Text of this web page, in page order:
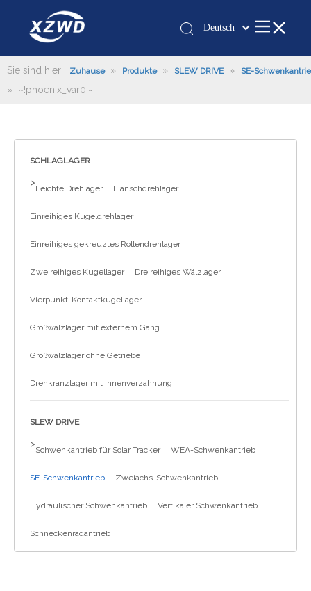
Deutsch
românesc
العربية
Sie sind hier: Zuhause » Produkte » SLEW DRIVE » SE-
» ~!phoenix_var0!~
SCHLAGLAGER
>
Leichte Drehlager Flanschdrehlager
Einreihiges Kugeldrehlager
Einreihiges gekreuztes Rollendrehlager
Zweireihiges Kugellager Dreireihiges Wälzlager
Vierpunkt-Kontaktkugellager
Großwälzlager mit externem Gang
Großwälzlager ohne Getriebe
Drehkranzlager mit Innenverzahnung
SLEW DRIVE
>
Schwenkantrieb für Solar Tracker WEA-Schwenkantrieb
SE-Schwenkantrieb Zweiachs-Schwenkantrieb
Hydraulischer Schwenkantrieb Vertikaler Schwenkantrieb
Schneckenradantrieb